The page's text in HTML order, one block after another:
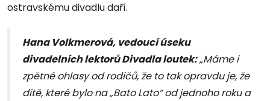
ostravskému divadlu daří.
Hana Volkmerová, vedoucí úseku
divadelních lektorů Divadla loutek:„Máme i
zpětné ohlasy od rodičů, že to tak opravdu je, že
dítě, které bylo na „Bato Lato“ od jednoho roku a